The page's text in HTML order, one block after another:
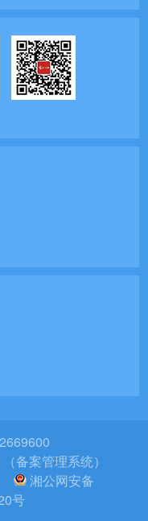
备案管理系统）
湘公网安备
号